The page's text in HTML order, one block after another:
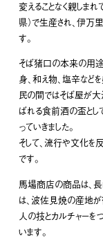
変えることなく親しま
県）で生産され、伊万
す。
そば猪口の本来の用途
身、和え物、塩辛など
民の間ではそば屋が
ばれる食前酒の盃とし
っていきました。
そして、流行や文化を
です。
馬場商店の商品は、
は、波佐見焼の産地
人の技とカルチャーを
います。